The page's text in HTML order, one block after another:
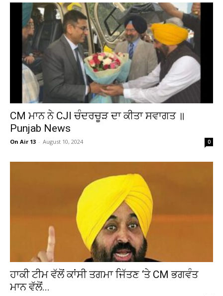
CM ਮਾਨ ਨੇ CJI ਚੰਦਰਚੂੜ ਦਾ ਕੀਤਾ ਸਵਾਗਤ ॥
Punjab News
On Air 13 - August 10, 2024 0
ਹਾਕੀ ਟੀਮ ਵੱਲੋਂ ਕਾਂਸੀ ਤਗਮਾ ਜਿੱਤਣ ‘ਤੇ CM ਭਗਵੰਤ
ਮਾਨ ਵੱਲੋਂ...